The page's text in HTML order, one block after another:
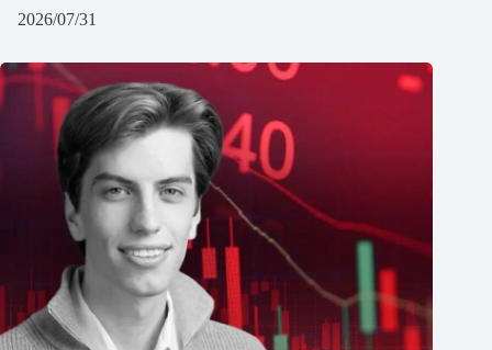
2026/07/31